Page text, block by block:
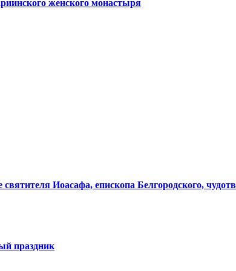
женского монастыря
Иоасафа, епископа Белгородского,
праздник